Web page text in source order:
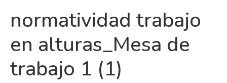
normatividad trabajo
en alturas_Mesa de
trabajo 1 (1)